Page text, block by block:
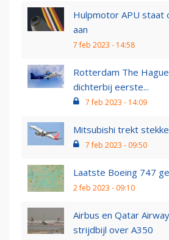
Hulpmotor APU staat
aan
7 feb 2023 - 14:58
Rotterdam The
dichterbij eerste...
7 feb 2023 - 14:09
Mitsubishi trekt
7 feb 2023 - 09:50
Laatste Boeing 747
2 feb 2023 - 09:10
Airbus en Qatar
strijdbijl over A350